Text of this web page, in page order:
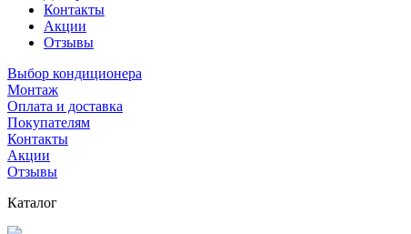
Контакты
Акции
Отзывы
Выбор кондиционера
Монтаж
Оплата и доставка
Покупателям
Контакты
Акции
Отзывы
Каталог